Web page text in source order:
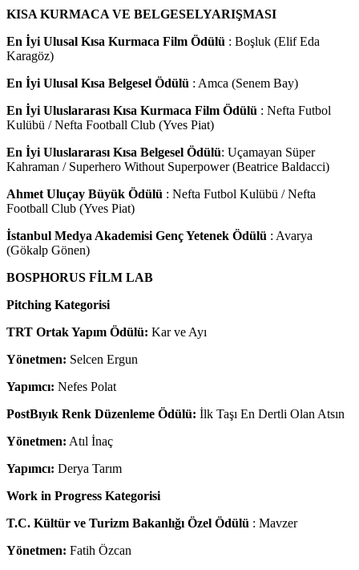
KISA KURMACA VE BELGESELYARIŞMASI
En İyi Ulusal Kısa Kurmaca Film Ödülü : Boşluk (Elif Eda
Karagöz)
En İyi Ulusal Kısa Belgesel Ödülü : Amca (Senem Bay)
En İyi Uluslararası Kısa Kurmaca Film Ödülü : Nefta Futbol
Kulübü / Nefta Football Club (Yves Piat)
En İyi Uluslararası Kısa Belgesel Ödülü: Uçamayan Süper
Kahraman / Superhero Without Superpower (Beatrice Baldacci)
Ahmet Uluçay Büyük Ödülü : Nefta Futbol Kulübü / Nefta
Football Club (Yves Piat)
İstanbul Medya Akademisi Genç Yetenek Ödülü : Avarya
(Gökalp Gönen)
BOSPHORUS FİLM LAB
Pitching Kategorisi
TRT Ortak Yapım Ödülü: Kar ve Ayı
Yönetmen: Selcen Ergun
Yapımcı: Nefes Polat
PostBıyık Renk Düzenleme Ödülü: İlk Taşı En Dertli Olan Atsın
Yönetmen: Atıl İnaç
Yapımcı: Derya Tarım
Work in Progress Kategorisi
T.C. Kültür ve Turizm Bakanlığı Özel Ödülü : Mavzer
Yönetmen: Fatih Özcan